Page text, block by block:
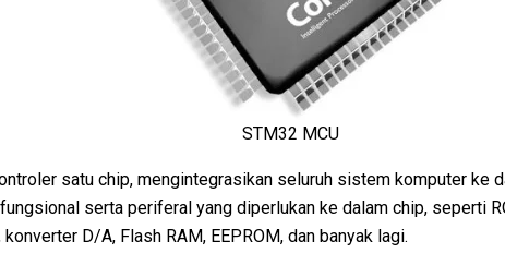
STM32 MCU
satu chip, mengintegrasikan seluruh sistem komputer ke
serta periferal yang diperlukan ke dalam chip, seperti
D/A, Flash RAM, EEPROM, dan banyak lagi.